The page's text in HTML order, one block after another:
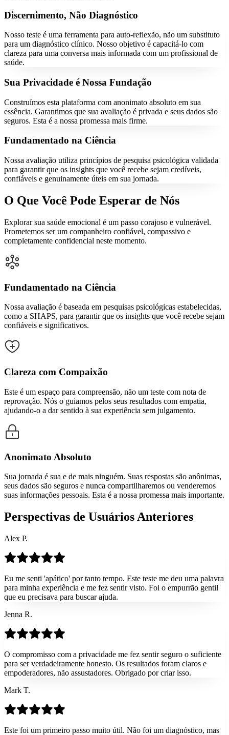
Discernimento, Não Diagnóstico
Nosso teste é uma ferramenta para auto-reflexão, não um substituto
para um diagnóstico clínico. Nosso objetivo é capacitá-lo com
clareza para uma conversa mais informada com um profissional de
saúde.
Sua Privacidade é Nossa Fundação
Construímos esta plataforma com anonimato absoluto em sua
essência. Garantimos que sua avaliação é privada e seus dados são
seguros. Esta é a nossa promessa mais firme.
Fundamentado na Ciência
Nossa avaliação utiliza princípios de pesquisa psicológica validada
para garantir que os insights que você recebe sejam credíveis,
confiáveis e genuinamente úteis em sua jornada.
O Que Você Pode Esperar de Nós
Explorar sua saúde emocional é um passo corajoso e vulnerável.
Prometemos ser um companheiro confiável, compassivo e
completamente confidencial neste momento.
Fundamentado na Ciência
Nossa avaliação é baseada em pesquisas psicológicas estabelecidas,
como a SHAPS, para garantir que os insights que você recebe sejam
confiáveis e significativos.
Clareza com Compaixão
Este é um espaço para compreensão, não um teste com nota de
reprovação. Nós o guiamos pelos seus resultados com empatia,
ajudando-o a dar sentido à sua experiência sem julgamento.
Anonimato Absoluto
Sua jornada é sua e de mais ninguém. Suas respostas são anônimas,
seus dados são seguros e nunca compartilharemos ou venderemos
suas informações pessoais. Esta é a nossa promessa mais importante.
Perspectivas de Usuários Anteriores
Alex P.
Eu me senti 'apático' por tanto tempo. Este teste me deu uma palavra
para minha experiência e me fez sentir visto. Foi o empurrão gentil
que eu precisava para buscar ajuda.
Jenna R.
O compromisso com a privacidade me fez sentir seguro o suficiente
para ser verdadeiramente honesto. Os resultados foram claros e
empoderadores, não assustadores. Obrigado por criar isso.
Mark T.
Este foi um primeiro passo muito útil. Não foi um diagnóstico, mas